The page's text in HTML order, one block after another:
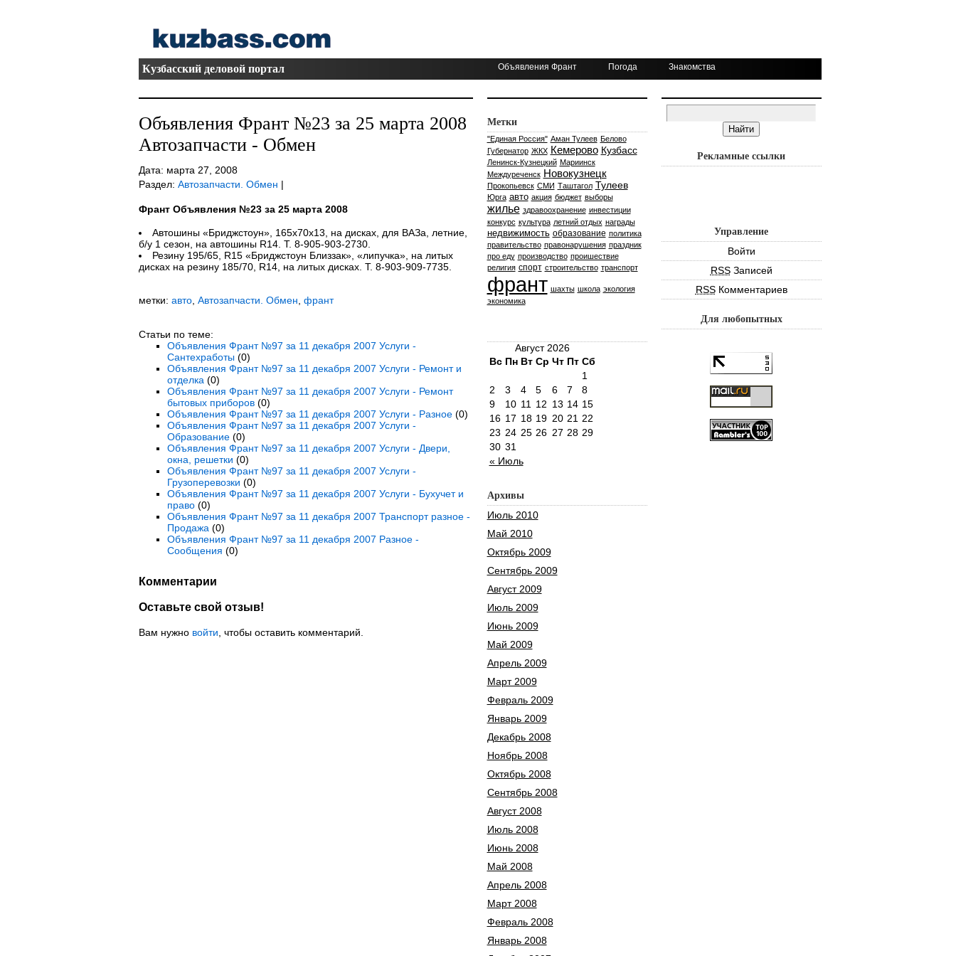
Кузбасский деловой портал Объявления Франт Погода Знакомства
Объявления Франт №23 за 25 марта 2008
Автозапчасти - Обмен
Дата: марта 27, 2008
Раздел: Автозапчасти. Обмен |
Франт Объявления №23 за 25 марта 2008
Автошины «Бриджстоун», 165х70х13, на дисках, для ВАЗа, летние,
б/у 1 сезон, на автошины R14. Т. 8-905-903-2730.
Резину 195/65, R15 «Бриджстоун Близзак», «липучка», на литых
дисках на резину 185/70, R14, на литых дисках. Т. 8-903-909-7735.
метки: авто, Автозапчасти. Обмен франт
Статьи по теме:
Объявления Франт №97 за 11 декабря 2007 Услуги -
Сантехработы(0)
Объявления Франт №97 за 11 декабря 2007 Услуги - Ремонт и
отделка (0)
Объявления Франт №97 за 11 декабря 2007 Услуги - Ремонт
бытовых приборов(0)
Объявления Франт №97 за 11 декабря 2007 Услуги - Разное(0)
Объявления Франт №97 за 11 декабря 2007 Услуги -
Образование(0)
Объявления Франт №97 за 11 декабря 2007 Услуги - Двери,
окна, решетки (0)
Объявления Франт №97 за 11 декабря 2007 Услуги -
Грузоперевозки (0)
Объявления Франт №97 за 11 декабря 2007 Услуги - Бухучет и
право(0)
Объявления Франт №97 за 11 декабря 2007 Транспорт разное -
Продажа (0)
Объявления Франт №97 за 11 декабря 2007 Разное -
Сообщения (0)
Комментарии
Оставьте свой отзыв!
Вам нужно войти , чтобы оставить комментарий.
Метки
"Единая Россия" Аман Тулеев Белово
Губернатор ЖКХ Кемерово Кузбасс
Ленинск-Кузнецкий Мариинск
Междуреченск Новокузнецк
Прокопьевск СМИ Таштагол Тулеев
Юрга авто акция бюджет выборы
жилье здравоохранение инвестиции
конкурс культура летний отдых награды
недвижимость образование политика
правительство правонарушения праздник
про еду производство проишествие
религия спорт строительство транспорт
франт шахты школа экология
экономика
Август 2026
Вс Пн Вт Ср Чт Пт Сб
« Июль
1
2
3 4 5 6 7
8
9
10 11 12 13 14 15
16 17 18 19 20 21 22
23 24 25 26 27 28 29
30 31
Архивы
Июль 2010
Май 2010
Октябрь 2009
Сентябрь 2009
Август 2009
Июль 2009
Июнь 2009
Май 2009
Апрель 2009
Март 2009
Февраль 2009
Январь 2009
Декабрь 2008
Ноябрь 2008
Октябрь 2008
Сентябрь 2008
Август 2008
Июль 2008
Июнь 2008
Май 2008
Апрель 2008
Март 2008
Февраль 2008
Январь 2008
Рекламные ссылки
Управление
Войти
RSSЗаписей
RSSКомментариев
Для любопытных